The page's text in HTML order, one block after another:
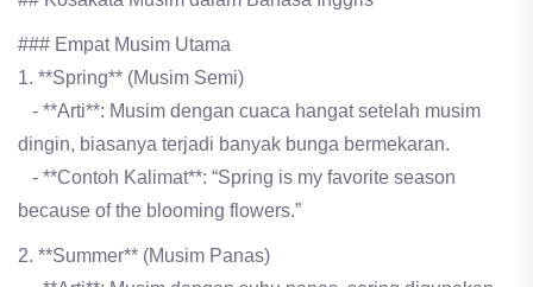
### Empat Musim Utama
1. **Spring** (Musim Semi)
- **Arti**: Musim dengan cuaca hangat setelah musim
dingin, biasanya terjadi banyak bunga bermekaran.
- **Contoh Kalimat**: “Spring is my favorite season
because of the blooming flowers.”
2. **Summer** (Musim Panas)